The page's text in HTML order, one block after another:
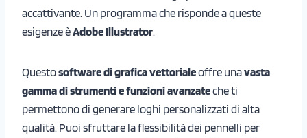
accattivante. Un programma che risponde a queste
esigenze èAdobe Illustrator.
Questosoftware di grafica vettorialeoffre unavasta
gamma di strumenti e funzioni avanzateche ti
permettono di generare loghi personalizzati di alta
qualità. Puoi sfruttare la flessibilità dei pennelli per